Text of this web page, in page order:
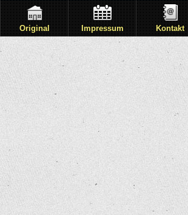
Original Impressum Kontakt